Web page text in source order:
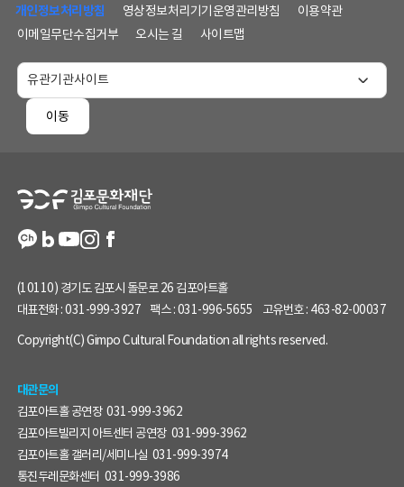
개인정보처리방침 영상정보처리기기운영관리방침
이용약관
이메일무단수집거부
오시는 길 사이트맵
이동
(10110) 경기도 김포시 돌문로 26 김포아트홀
대표전화 :031-999-3927 팩스 :031-996-5655 고유번호 : 463-82-00037
Copyright(C) Gimpo Cultural Foundation all rights reserved.
대관문의
김포아트홀 공연장 031-999-3962
김포아트빌리지 아트센터 공연장 031-999-3962
김포아트홀 갤러리/세미나실 031-999-3974
통진두레문화센터 031-999-3986